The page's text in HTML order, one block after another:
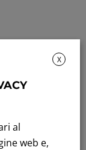
X
al
web e,